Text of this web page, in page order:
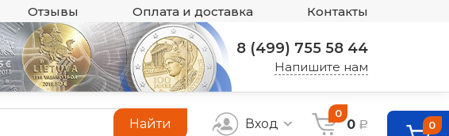
Отзывы Оплата и доставка Контакты
8 (499) 755 58 44
Напишите нам
Найти Вход
0
0 a 0